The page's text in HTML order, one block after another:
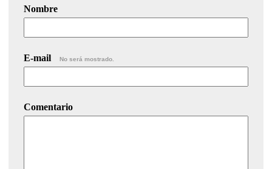
Nombre
E-mail No será mostrado.
Comentario